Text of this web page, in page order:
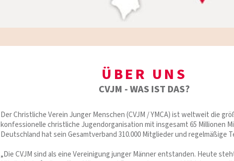
ÜBER UNS
CVJM - WAS IST DAS?
Der Christliche Verein Junger Menschen (CVJM / YMCA) ist weltweit die
konfessionelle christliche Jugendorganisation mit insgesamt 65 Millionen
Deutschland hat sein Gesamtverband 310.000 Mitglieder und regelmäßige
„Die CVJM sind als eine Vereinigung junger Männer entstanden. Heute